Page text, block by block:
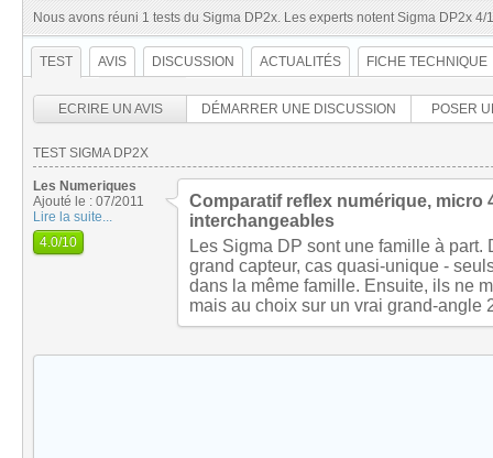
Nous avons réuni 1 tests du Sigma DP2x. Les experts notent Sigma DP2x
TEST AVIS DISCUSSION ACTUALITÉS FICHE TECHNIQUE
ECRIRE UN AVIS DÉMARRER UNE DISCUSSION POSER
TEST SIGMA DP2X
Les Numeriques
Ajouté le : 07/2011
Lire la suite...
4.0/10
Comparatif reflex numérique, micro
interchangeables
Les Sigma DP sont une famille à part.
grand capteur, cas quasi-unique -
dans la même famille. Ensuite, ils ne
mais au choix sur un vrai grand-angle